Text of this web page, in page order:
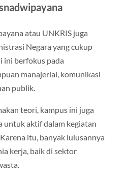
atau UNKRIS juga
Negara yang cukup
ini berfokus pada
manajerial, komunikasi
publik.
teori, kampus ini juga
untuk aktif dalam kegiatan
itu, banyak lulusannya
kerja, baik di sektor